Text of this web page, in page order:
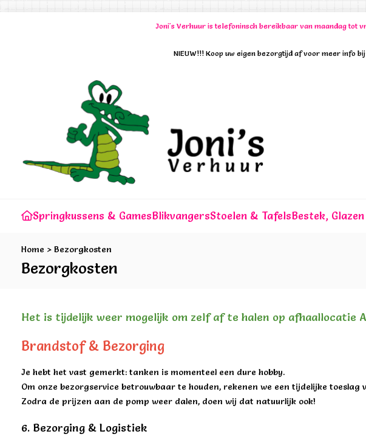
Joni's Verhuur is telefoninsch bereikbaar van maandag tot
NIEUW!!! Koop uw eigen bezorgtijd af voor meer info
Springkussens & GamesBlikvangersStoelen & TafelsBestek,
Home > Bezorgkosten
Bezorgkosten
Het is tijdelijk weer mogelijk om zelf af te halen op afhaallocatie
Brandstof & Bezorging
Je hebt het vast gemerkt: tanken is momenteel een dure hobby.
Om onze bezorgservice betrouwbaar te houden, rekenen we een tijdelijke toeslag
Zodra de prijzen aan de pomp weer dalen, doen wij dat natuurlijk ook!
6. Bezorging & Logistiek